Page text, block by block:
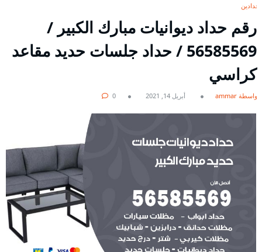
حدادين
رقم حداد ديوانيات مبارك الكبير /
56585569 / حداد جلسات حديد مقاعد
كراسي
بواسطة ammar أبريل 14, 2021 0